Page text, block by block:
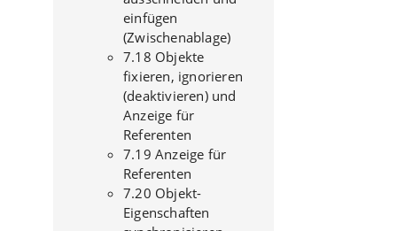
einfügen
(Zwischenablage)
7.18 Objekte
fixieren, ignorieren
(deaktivieren) und
Anzeige für
Referenten
7.19 Anzeige für
Referenten
7.20 Objekt-
Eigenschaften